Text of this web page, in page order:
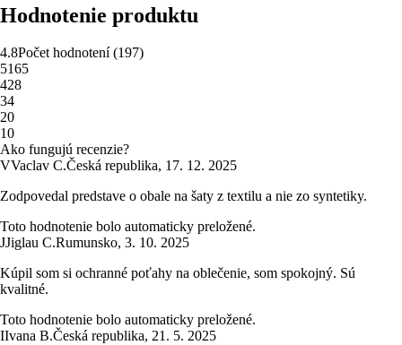
Hodnotenie produktu
4.8Počet hodnotení(197)
5165
428
34
20
10
Ako fungujú recenzie?
VVaclav C.Česká republika, 17. 12. 2025
Zodpovedal predstave o obale na šaty z textilu a nie zo syntetiky.
Toto hodnotenie bolo automaticky preložené.
JJiglau C.Rumunsko, 3. 10. 2025
Kúpil som si ochranné poťahy na oblečenie, som spokojný. Sú
kvalitné.
Toto hodnotenie bolo automaticky preložené.
IIvana B.Česká republika, 21. 5. 2025